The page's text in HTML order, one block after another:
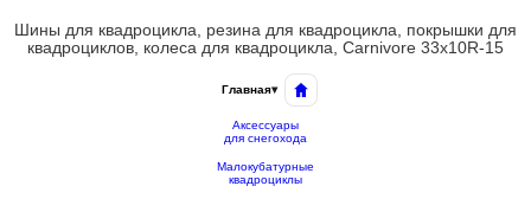
Шины для квадроцикла, резина для квадроцикла, покрышки для
квадроциклов, колеса для квадроцикла, Carnivore 33x10R-15
Главная▾
Аксессуары
для снегохода
Малокубатурные
квадроциклы